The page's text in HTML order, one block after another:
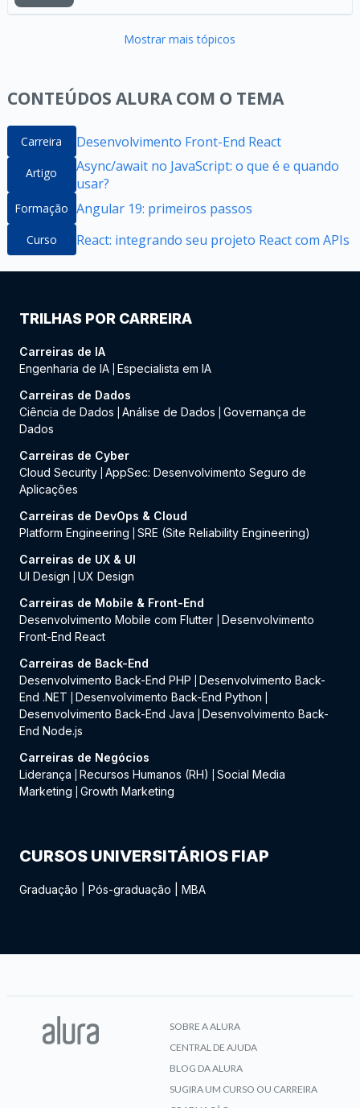
Mostrar mais tópicos
CONTEÚDOS ALURA COM O TEMA
Carreira Desenvolvimento Front-End React
Artigo
Async/await no JavaScript: o que é e quando
usar?
Formação Angular 19: primeiros passos
Curso React: integrando seu projeto React com APIs
TRILHAS POR CARREIRA
Carreiras de IA
Engenharia de IA Especialista em IA
Carreiras de Dados
Ciência de Dados
Análise de Dados
Governança de
Dados
Carreiras de Cyber
Cloud Security AppSec: Desenvolvimento Seguro de
Aplicações
Carreiras de DevOps & Cloud
Platform Engineering
SRE (Site Reliability Engineering)
Carreiras de UX & UI
UI Design
UX Design
Carreiras de Mobile & Front-End
Desenvolvimento Mobile com Flutter
Desenvolvimento
Front-End React
Carreiras de Back-End
Desenvolvimento Back-End PHP
Desenvolvimento Back-
End .NET
Desenvolvimento Back-End Python
Desenvolvimento Back-End Java
Desenvolvimento Back-
End Node.js
Carreiras de Negócios
Liderança
Recursos Humanos (RH)
Social Media
Marketing
Growth Marketing
CURSOS UNIVERSITÁRIOS FIAP
Graduação Pós-graduação MBA
SOBRE A ALURA
CENTRAL DE AJUDA
BLOG DA ALURA
SUGIRA UM CURSO OU CARREIRA